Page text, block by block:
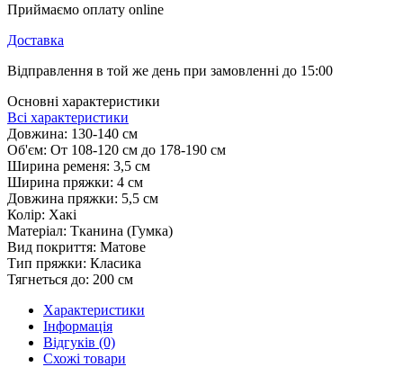
Приймаємо оплату online
Доставка
Відправлення в той же день при замовленні до 15:00
Основні характеристики
Всі характеристики
Довжина: 130-140 см
Об'єм: От 108-120 см до 178-190 см
Ширина ременя: 3,5 см
Ширина пряжки: 4 см
Довжина пряжки: 5,5 см
Колір: Хакі
Матеріал: Тканина (Гумка)
Вид покриття: Матове
Тип пряжки: Класика
Тягнеться до: 200 см
Характеристики
Інформація
Відгуків (0)
Схожі товари